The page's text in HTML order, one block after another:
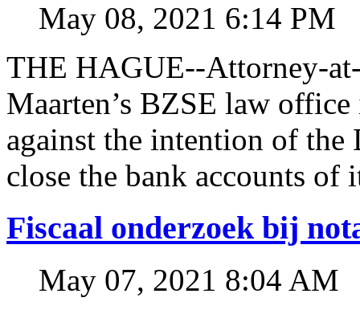
May 08, 2021 6:14 PM
THE HAGUE--Attorney-
Maarten’s BZSE law
against the intention of
close the bank accounts of
Fiscaal onderzoek bij
May 07, 2021 8:04 AM